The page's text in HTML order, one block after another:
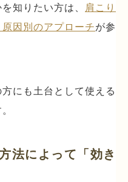
知りたい方は、 肩こり
因別のアプローチが参
にも土台として使える
法によって「効き